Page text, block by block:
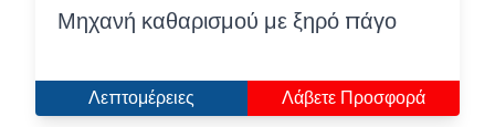
Μηχανή καθαρισμού με ξηρό πάγο
Λεπτομέρειες Λάβετε Προσφορά